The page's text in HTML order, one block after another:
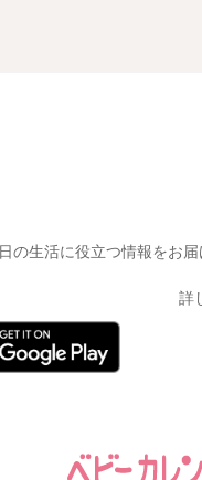
生活に役立つ情報をお届
詳